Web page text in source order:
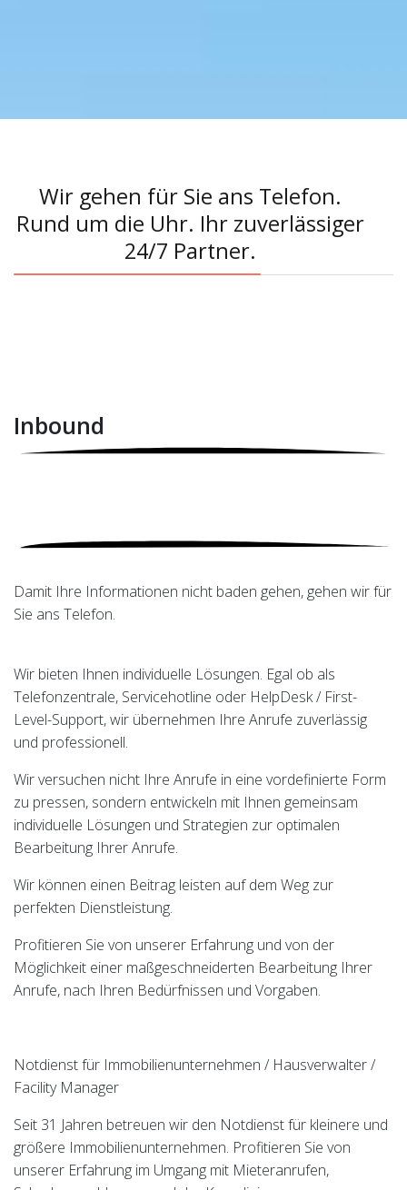
Wir gehen für Sie ans Telefon.
Rund um die Uhr. Ihr zuverlässiger
24/7 Partner.
Inbound
Damit Ihre Informationen nicht baden gehen, gehen wir für
Sie ans Telefon.
Wir bieten Ihnen individuelle Lösungen. Egal ob als
Telefonzentrale, Servicehotline oder HelpDesk / First-
Level-Support, wir übernehmen Ihre Anrufe zuverlässig
und professionell.
Wir versuchen nicht Ihre Anrufe in eine vordefinierte Form
zu pressen, sondern entwickeln mit Ihnen gemeinsam
individuelle Lösungen und Strategien zur optimalen
Bearbeitung Ihrer Anrufe.
Wir können einen Beitrag leisten auf dem Weg zur
perfekten Dienstleistung.
Profitieren Sie von unserer Erfahrung und von der
Möglichkeit einer maßgeschneiderten Bearbeitung Ihrer
Anrufe, nach Ihren Bedürfnissen und Vorgaben.
Notdienst für Immobilienunternehmen / Hausverwalter /
Facility Manager
Seit 31 Jahren betreuen wir den Notdienst für kleinere und
größere Immobilienunternehmen. Profitieren Sie von
unserer Erfahrung im Umgang mit Mieteranrufen,